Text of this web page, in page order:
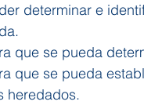
determinar e
que se pueda
que se pueda
heredados.